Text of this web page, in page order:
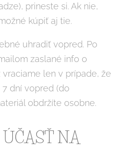
prineste si. Ak nie,
kúpiť aj tie.
uhradiť vopred. Po
zaslané info o
len v prípade, že
dní vopred (do
obdržíte osobne.
NA